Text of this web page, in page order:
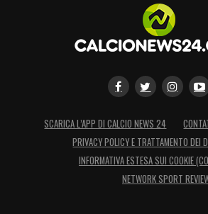
SCARICA L’APP DI CALCIO NEWS 24
PRIVACY POLICY E TRATTAMENTO DEI
INFORMATIVA ESTESA SUI COOKIE
NETWORK SPORT